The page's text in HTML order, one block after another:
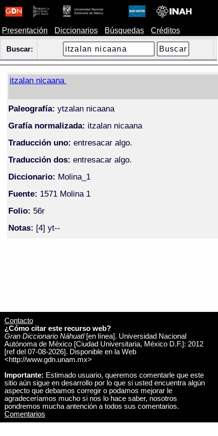
Presentación Diccionarios Búsquedas Créditos
Buscar:
itzalan nicaana
Paleografía: ytzalan nicaana
Grafía normalizada: itzalan nicaana
Traducción uno: entresacar algo.
Traducción dos: entresacar algo.
Diccionario: Molina_1
Fuente: 1571 Molina 1
Folio: 56r
Notas: [4] yt--
Contacto
¿Cómo citar este recurso web?
Gran Diccionario Náhuatl[en línea]. Universidad Nacional
Autónoma de México [Ciudad Universitaria, México D.F.]: 2012
[ref del 07-08-2026]. Disponible en la Web
<http://www.gdn.unam.mx>
Importante: Estimado usuario, queremos comentarle que este
sitio aún sigue en desarrollo por lo que si usted encuentra algún
aspecto que debamos corregir o podamos mejorar le
agradeceríamos mucho si nos lo hace saber, nosotros
pondremos mucha antención a todos sus comentarios.
Comentarios